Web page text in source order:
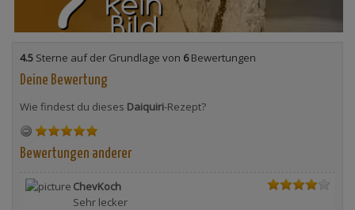
4.5 Sterne auf der Grundlage von 6Bewertungen
Deine Bewertung
Wie findest du dieses Daiquiri-Rezept?
Bewertungen anderer
ChevKoch
Sehr lecker